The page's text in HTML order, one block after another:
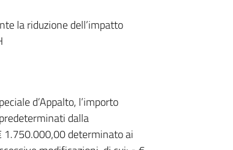
la riduzione dell’impatto
d’Appalto, l’importo
dalla
1.750.000,00 determinato ai